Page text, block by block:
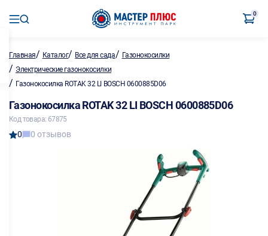
0
Главная/ Каталог/ Все для сада/ Газонокосилки
/ Электрические газонокосилки
/ Газонокосилка ROTAK 32 LI BOSCH 0600885D06
Газонокосилка ROTAK 32 LI BOSCH 0600885D06
Код товара: 67875
0 0 отзывов